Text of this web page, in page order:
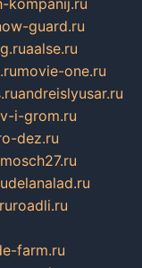
guard.ru
aalse.ru
movie-one.ru
andreislyusar.ru
i-grom.ru
dez.ru
delanalad.ru
roadli.ru
farm.ru